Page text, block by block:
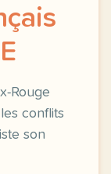
Rouge
conflits
son